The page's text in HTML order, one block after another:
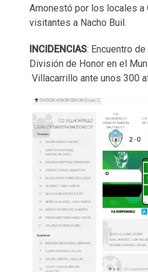
Amonestó por los locales a
visitantes a Nacho Buil.
INCIDENCIAS: Encuentro
División de Honor en el
Villacarrillo ante unos 300